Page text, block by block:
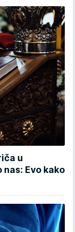
u
Evo kako